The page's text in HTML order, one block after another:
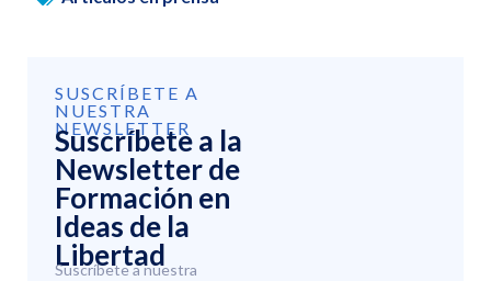
SUSCRÍBETE A
NUESTRA
NEWSLETTER
Suscríbete a la
Newsletter de
Formación en
Ideas de la
Libertad
Suscríbete a nuestra